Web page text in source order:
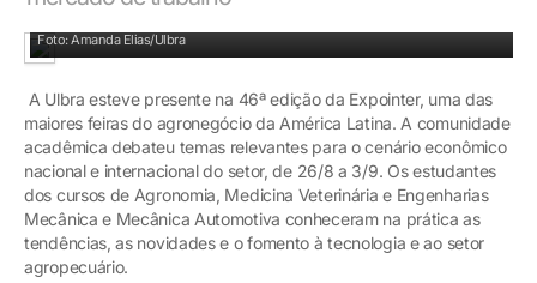
Foto: Amanda Elias/Ulbra
A Ulbra esteve presente na 46ª edição da Expointer, uma das
maiores feiras do agronegócio da América Latina. A comunidade
acadêmica debateu temas relevantes para o cenário econômico
nacional e internacional do setor, de 26/8 a 3/9. Os estudantes
dos cursos de Agronomia, Medicina Veterinária e Engenharias
Mecânica e Mecânica Automotiva conheceram na prática as
tendências, as novidades e o fomento à tecnologia e ao setor
agropecuário.